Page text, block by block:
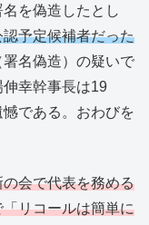
を偽造したとし
予定候補者だった
名偽造）の疑いで
幸幹事長は19
である。おわびを
の会で代表を務める
リコールは簡単に